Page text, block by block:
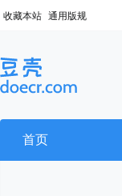
收藏本站 通用版规
首页